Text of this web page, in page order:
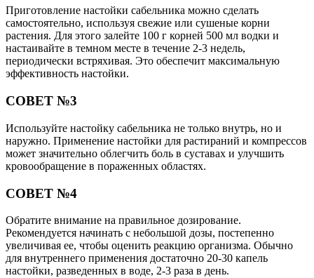
Приготовление настойки сабельника можно сделать
самостоятельно, используя свежие или сушеные корни
растения. Для этого залейте 100 г корней 500 мл водки и
настаивайте в темном месте в течение 2-3 недель,
периодически встряхивая. Это обеспечит максимальную
эффективность настойки.
СОВЕТ №3
Используйте настойку сабельника не только внутрь, но и
наружно. Применение настойки для растираний и компрессов
может значительно облегчить боль в суставах и улучшить
кровообращение в пораженных областях.
СОВЕТ №4
Обратите внимание на правильное дозирование.
Рекомендуется начинать с небольшой дозы, постепенно
увеличивая ее, чтобы оценить реакцию организма. Обычно
для внутреннего применения достаточно 20-30 капель
настойки, разведенных в воде, 2-3 раза в день.